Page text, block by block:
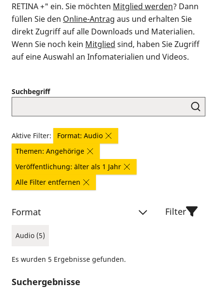
RETINA +" ein. Sie möchten Mitglied werden? Dann
füllen Sie den Online-Antrag aus und erhalten Sie
direkt Zugriff auf alle Downloads und Materialien.
Wenn Sie noch kein Mitglied sind, haben Sie Zugriff
auf eine Auswahl an Infomaterialien und Videos.
Suchbegriff
Aktive Filter:
Format: Audio
Themen: Angehörige
Veröffentlichung: älter als 1 Jahr
Alle Filter entfernen
Format
Audio (5)
Filter
Es wurden 5 Ergebnisse gefunden.
Suchergebnisse